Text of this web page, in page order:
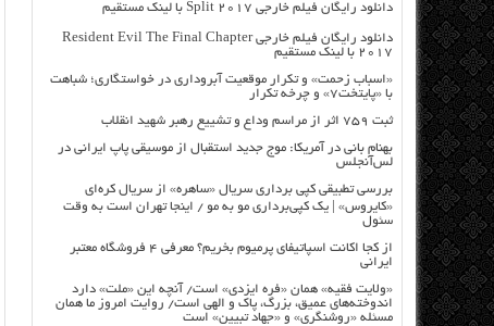
دانلود رایگان فیلم خارجی Split 2017 با لینک مستقیم
دانلود رایگان فیلم خارجی Resident Evil The Final Chapter
2017 با لینک مستقیم
«اسباب زحمت» و تکرار موقعیت آبروداری در خواستگاری؛ شباهت
با «پایتخت۷» و چرخه تکرار
ثبت ۷۵۹ اثر از مراسم وداع و تشییع رهبر شهید انقلاب
بهنام بانی در آمریکا: موج جدید استقبال از موسیقی پاپ ایرانی در
لس‌آنجلس
بررسی تطبیقی کپی برداری سریال «ساهره» از سریال کره‌ای
«کایروس» | یک کپی‌برداری مو به مو / اینجا تهران است به وقت
سئول
از کجا اکانت اسپاتیفای پرمیوم بخریم؟ معرفی ۴ فروشگاه معتبر
ایرانی
«ولایت فقیه» همان «فره ایزدی» است/ آنچه این «ملت» دارد
اندوخته‌های عمیق، بزرگ، پاک و الهی است/ روایت امروز ما همان
مسئله «روشنگری» و «جهاد تبیین» است